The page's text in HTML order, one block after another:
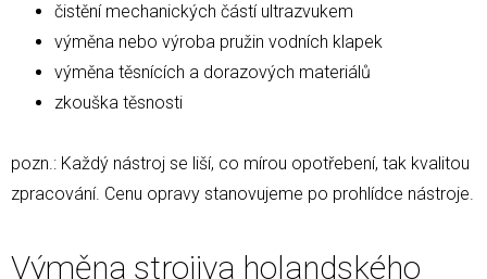
čistění mechanických částí ultrazvukem
výměna nebo výroba pružin vodních klapek
výměna těsnících a dorazových materiálů
zkouška těsnosti
pozn.: Každý nástroj se liší, co mírou opotřebení, tak kvalitou
zpracování. Cenu opravy stanovujeme po prohlídce nástroje.
Výměna strojiva holandského